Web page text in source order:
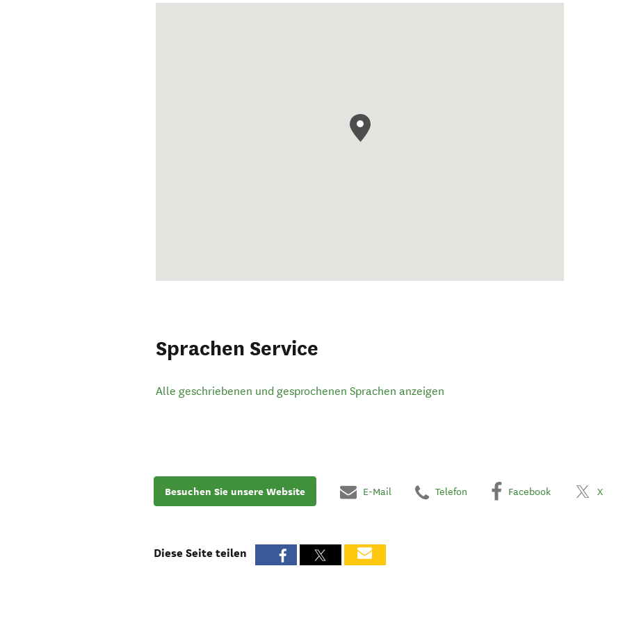
Sprachen Service
Alle geschriebenen und gesprochenen Sprachen anzeigen
Besuchen Sie unsere Website E-Mail Telefon Facebook X
Diese Seite teilen